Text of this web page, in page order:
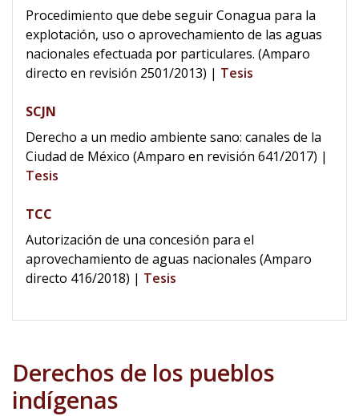
Procedimiento que debe seguir Conagua para la
explotación, uso o aprovechamiento de las aguas
nacionales efectuada por particulares. (Amparo
directo en revisión 2501/2013) | Tesis
SCJN
Derecho a un medio ambiente sano: canales de la
Ciudad de México (Amparo en revisión 641/2017) |
Tesis
TCC
Autorización de una concesión para el
aprovechamiento de aguas nacionales (Amparo
directo 416/2018) | Tesis
Derechos de los pueblos
indígenas